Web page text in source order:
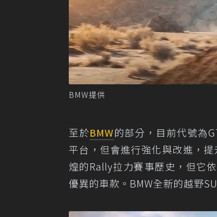
BMW提供
至於BMW的部分，目前代號為
平台，但會進行強化與改進，
煌的Rally拉力賽事歷史，但它
優異的車款。BMW全新的越野